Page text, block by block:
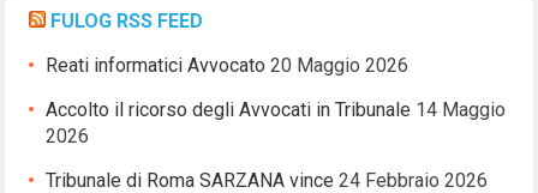
FULOG RSS FEED
Reati informatici Avvocato 20 Maggio 2026
Accolto il ricorso degli Avvocati in Tribunale 14 Maggio
2026
Tribunale di Roma SARZANA vince 24 Febbraio 2026